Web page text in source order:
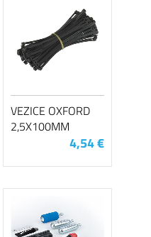
VEZICE OXFORD
2,5X100MM
4,54 €